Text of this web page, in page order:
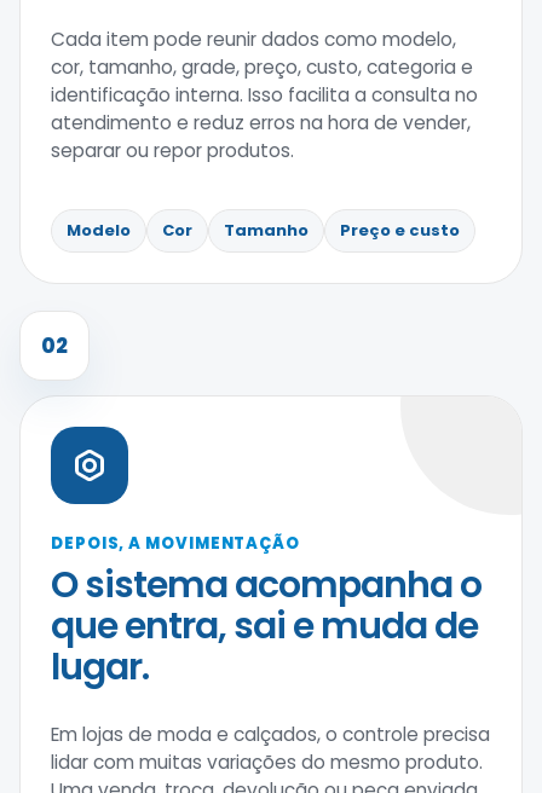
Cada item pode reunir dados como modelo,
cor, tamanho, grade, preço, custo, categoria e
identificação interna. Isso facilita a consulta no
atendimento e reduz erros na hora de vender,
separar ou repor produtos.
Modelo Cor Tamanho Preço e custo
02
DEPOIS, A MOVIMENTAÇÃO
O sistema acompanha o
que entra, sai e muda de
lugar.
Em lojas de moda e calçados, o controle precisa
lidar com muitas variações do mesmo produto.